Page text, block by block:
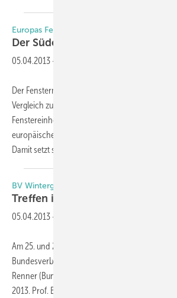
Europas Fenster- und Türenbranche
Der Süden schwächelt, der
05.04.2013 -
Der Fenstermarkt in Europa wächst 2012 um
Vergleich zum Vorjahr – von 132,7 auf rund 133,7
Fenstereinheiten (FE). Zu dieser Aussage kommt
europäische Marktzahlen des Verbandes Fenster
Damit setzt sich die positive Entwicklung
BV Wintergarten: Jahrestagung 2013 in
Treffen im hohen
05.04.2013 -
Am 25. und 26. April 2013 findet in Hamburg die
Bundesverbands Wintergarten e.V. statt. Dort
Renner (Bundesbauministerium) über den
2013. Prof. Benno Eierle widmet sich den neuen